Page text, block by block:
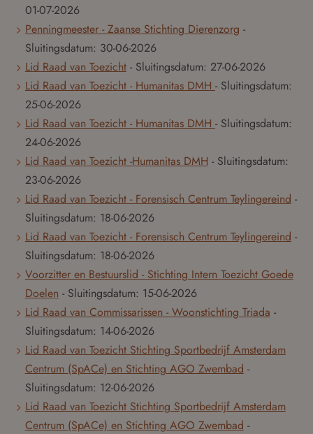
01-07-2026
Penningmeester - Zaanse Stichting Dierenzorg -
Sluitingsdatum: 30-06-2026
Lid Raad van Toezicht - Sluitingsdatum: 27-06-2026
Lid Raad van Toezicht - Humanitas DMH - Sluitingsdatum:
25-06-2026
Lid Raad van Toezicht - Humanitas DMH - Sluitingsdatum:
24-06-2026
Lid Raad van Toezicht -Humanitas DMH - Sluitingsdatum:
23-06-2026
Lid Raad van Toezicht - Forensisch Centrum Teylingereind -
Sluitingsdatum: 18-06-2026
Lid Raad van Toezicht - Forensisch Centrum Teylingereind -
Sluitingsdatum: 18-06-2026
Voorzitter en Bestuurslid - Stichting Intern Toezicht Goede
Doelen - Sluitingsdatum: 15-06-2026
Lid Raad van Commissarissen - Woonstichting Triada -
Sluitingsdatum: 14-06-2026
Lid Raad van Toezicht Stichting Sportbedrijf Amsterdam
Centrum (SpACe) en Stichting AGO Zwembad -
Sluitingsdatum: 12-06-2026
Lid Raad van Toezicht Stichting Sportbedrijf Amsterdam
Centrum (SpACe) en Stichting AGO Zwembad -